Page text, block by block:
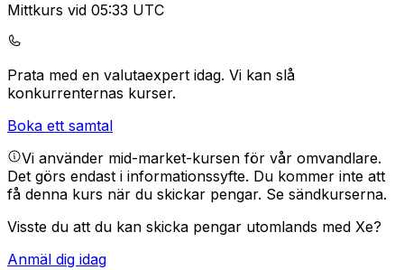
Mittkurs vid 05:33 UTC
Prata med en valutaexpert idag. Vi kan slå
konkurrenternas kurser.
Boka ett samtal
Vi använder mid-market-kursen för vår omvandlare.
Det görs endast i informationssyfte. Du kommer inte att
få denna kurs när du skickar pengar. Se sändkurserna.
Visste du att du kan skicka pengar utomlands med Xe?
Anmäl dig idag